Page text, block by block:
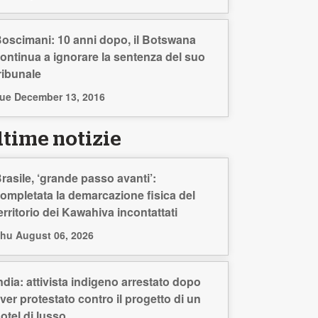
10 anni dopo, il Botswana
a ignorare la sentenza del suo
December 13, 2016
notizie
‘grande passo avanti’:
la demarcazione fisica del
dei Kawahiva incontattati
August 06, 2026
attivista indigeno arrestato dopo
protestato contro il progetto di un